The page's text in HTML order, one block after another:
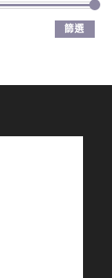
篩選